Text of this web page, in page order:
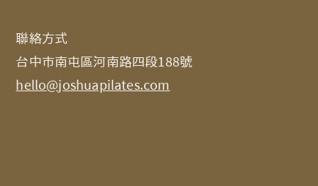
​聯絡方式​
台中市南屯區河南路四段188號
hello@joshuapilates.com